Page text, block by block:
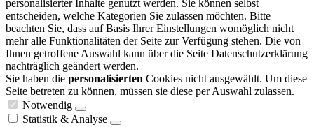
personalisierter Inhalte genutzt werden. Sie können selbst
entscheiden, welche Kategorien Sie zulassen möchten. Bitte
beachten Sie, dass auf Basis Ihrer Einstellungen womöglich nicht
mehr alle Funktionalitäten der Seite zur Verfügung stehen. Die von
Ihnen getroffene Auswahl kann über die Seite Datenschutzerklärung
nachträglich geändert werden.
Sie haben die personalisierten Cookies nicht ausgewählt. Um diese
Seite betreten zu können, müssen sie diese per Auswahl zulassen.
Notwendig
Statistik & Analyse